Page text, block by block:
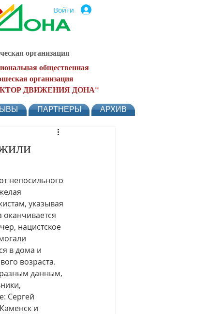
Войти
организация
общественная
организация
ДВИЖЕНИЯ ДОНА"
ПАРТНЕРЫ АРХИВ
непосильного
указывая
нацистское
в дома и
возраста.
разным данным,
Сергей
и